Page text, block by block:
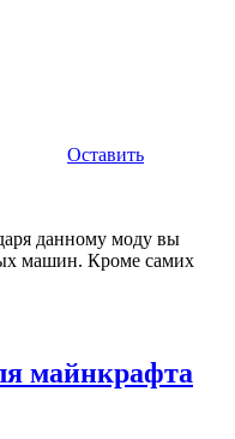
Оставить
данному моду вы
машин. Кроме самих
майнкрафта